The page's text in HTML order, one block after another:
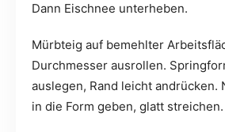
Dann Eischnee unterheben.
Mürbteig auf bemehlter
Durchmesser ausrollen.
auslegen, Rand leicht andrücken.
in die Form geben, glatt streichen.